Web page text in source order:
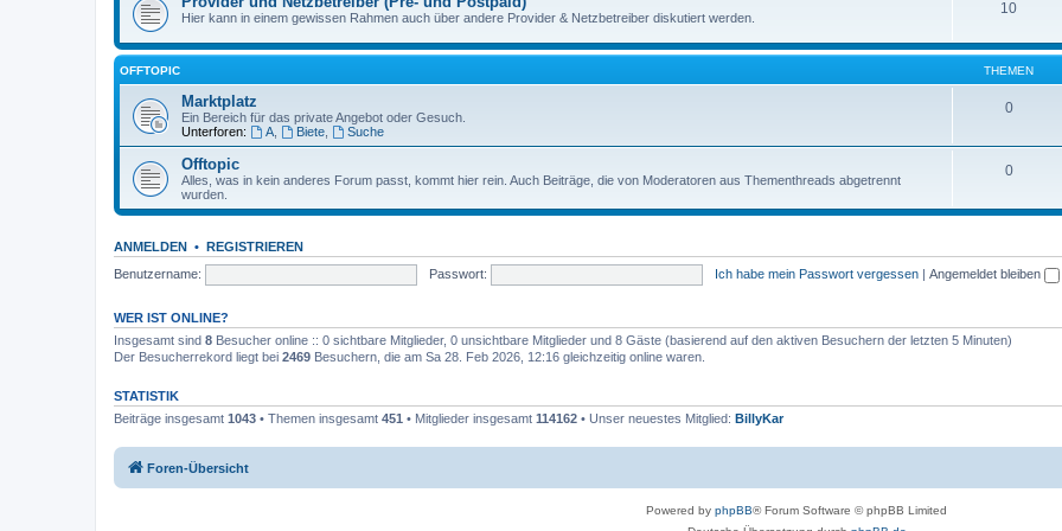
Hier kann in einem gewissen Rahmen auch über andere Provider & Netzbetreiber diskutiert werden.
10
OFFTOPIC THEMEN
Marktplatz
Ein Bereich für das private Angebot oder Gesuch.
Unterforen:
A, Biete, Suche
0
Offtopic
Alles, was in kein anderes Forum passt, kommt hier rein. Auch Beiträge, die von Moderatoren aus Thementhreads abgetrennt
wurden.
0
ANMELDEN • REGISTRIEREN
Benutzername:
Passwort: Ich habe mein Passwort vergessen | Angemeldet bleiben
WER IST ONLINE?
Insgesamt sind 8 Besucher online :: 0 sichtbare Mitglieder, 0 unsichtbare Mitglieder und 8 Gäste (basierend auf den aktiven Besuchern der letzten 5 Minuten)
Der Besucherrekord liegt bei 2469 Besuchern, die am Sa 28. Feb 2026, 12:16 gleichzeitig online waren.
STATISTIK
Beiträge insgesamt 1043 • Themen insgesamt 451 • Mitglieder insgesamt 114162 • Unser neuestes Mitglied: BillyKar
Foren-Übersicht
Powered by phpBB® Forum Software © phpBB Limited